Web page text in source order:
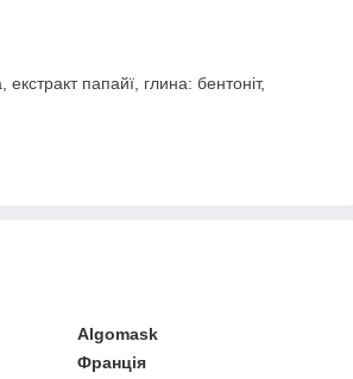
екстракт папайї, глина: бентоніт,
Algomask
Франція